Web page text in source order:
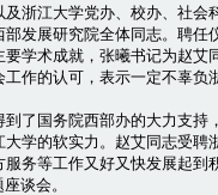
浙江大学党办、校办、社会
发展研究院全体同志。聘任
术成就，张曦书记为赵艾
作的认可，表示一定不辜负
国务院西部办的大力支持
学的软实力。赵艾同志受聘
务等工作又好又快发展起到
谈会。